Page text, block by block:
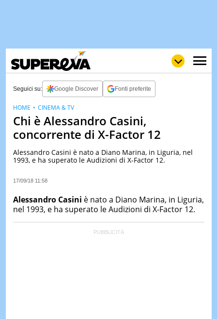
VIDEO
& TV
QUIZ
&
Seguici su: Google Discover Fonti preferite
Chi è Alessandro Casini,
concorrente di X-Factor 12
Alessandro Casini è nato a Diano Marina, in Liguria, nel
1993, e ha superato le Audizioni di X-Factor 12.
17/09/18 11:58
HOME CINEMA & TV
Alessandro Casini è nato a Diano Marina, in Liguria,
nel 1993, e ha superato le Audizioni di X-Factor 12.